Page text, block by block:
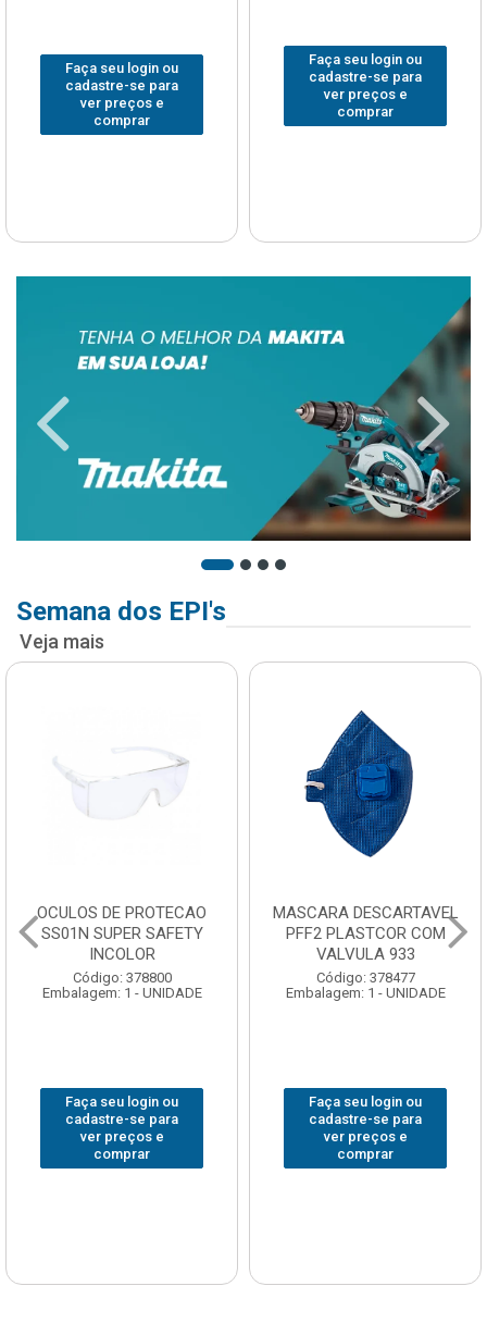
Faça seu login ou
cadastre-se para
ver preços e
comprar
Faça seu login ou
cadastre-se para
ver preços e
comprar
Semana dos EPI's
Veja mais
OCULOS DE PROTECAO
SS01N SUPER SAFETY
INCOLOR
Código: 378800
Embalagem: 1 - UNIDADE
Faça seu login ou
cadastre-se para
ver preços e
comprar
MASCARA DESCARTAVEL
PFF2 PLASTCOR COM
VALVULA 933
Código: 378477
Embalagem: 1 - UNIDADE
Faça seu login ou
cadastre-se para
ver preços e
comprar